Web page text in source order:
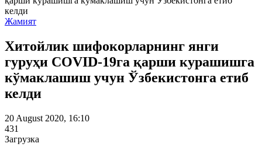
Жамият
Хитойлик шифокорларнинг янги
гуруҳи COVID-19га қарши курашишга
кўмаклашиш учун Ўзбекистонга етиб
келди
20 August 2020, 16:10
431
Загрузка